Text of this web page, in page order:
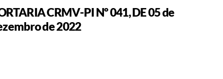
CRMV-PI Nº 041, DE 05 de
de 2022